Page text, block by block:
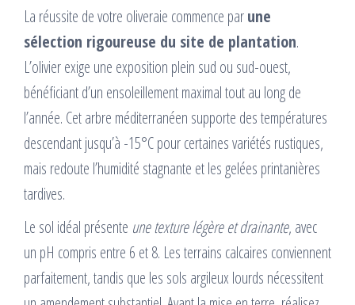
La réussite de votre oliveraie commence parune
sélection rigoureuse du site de plantation.
L’olivier exige une exposition plein sud ou sud-ouest,
bénéficiant d’un ensoleillement maximal tout au long de
l’année. Cet arbre méditerranéen supporte des températures
descendant jusqu’à -15°C pour certaines variétés rustiques,
mais redoute l’humidité stagnante et les gelées printanières
tardives.
Le sol idéal présente une texture légère et drainante, avec
un pH compris entre 6 et 8. Les terrains calcaires conviennent
parfaitement, tandis que les sols argileux lourds nécessitent